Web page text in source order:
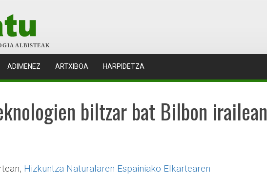
ALBISTEAK
ADIMENEZ ARTXIBOA HARPIDETZA
biltzar bat Bilbon irailean
Hizkuntza Naturalaren Espainiako Elkartearen